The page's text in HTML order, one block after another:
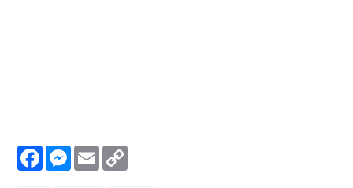
F
a
c
M
e
s
E
m
a